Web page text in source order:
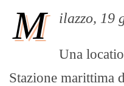
M ilazzo, 19
Una
Stazione marittima